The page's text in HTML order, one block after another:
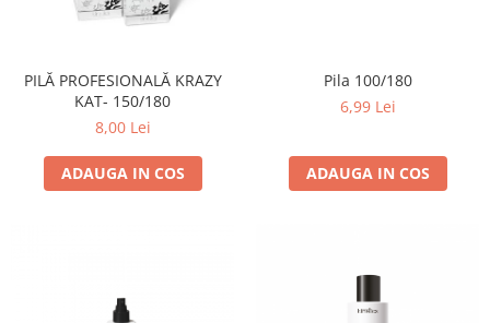
PILĂ PROFESIONALĂ KRAZY
KAT- 150/180
8,00 Lei
ADAUGA IN COS
Pila 100/180
6,99 Lei
ADAUGA IN COS